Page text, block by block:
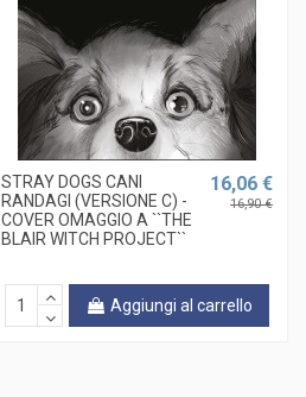
STRAY DOGS CANI
RANDAGI (VERSIONE C) -
COVER OMAGGIO A ``THE
BLAIR WITCH PROJECT``
16,06 €
16,90 €
Aggiungi al carrello